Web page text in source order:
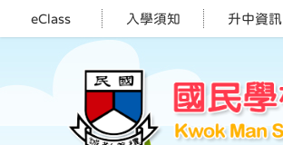
eClass 入學須知 升中資訊